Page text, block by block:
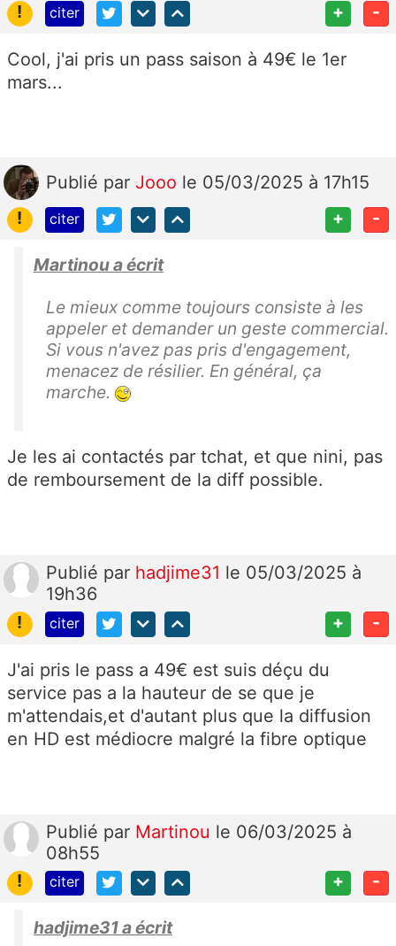
!
citer + -
Cool, j'ai pris un pass saison à 49€ le 1er
mars...
Publié par Jooo le 05/03/2025 à 17h15
!
citer + -
Martinou a écrit
Le mieux comme toujours consiste à les
appeler et demander un geste commercial.
Si vous n'avez pas pris d'engagement,
menacez de résilier. En général, ça
marche.
Je les ai contactés par tchat, et que nini, pas
de remboursement de la diff possible.
Publié par hadjime31 le 05/03/2025 à
19h36
!
citer + -
J'ai pris le pass a 49€ est suis déçu du
service pas a la hauteur de se que je
m'attendais,et d'autant plus que la diffusion
en HD est médiocre malgré la fibre optique
Publié par Martinou le 06/03/2025 à
08h55
!
citer + -
hadjime31 a écrit